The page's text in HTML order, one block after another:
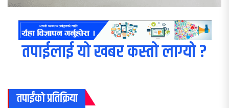
तपाईलाई यो खबर कस्तो लाग्यो ?
तपाईंको प्रतिक्रिया